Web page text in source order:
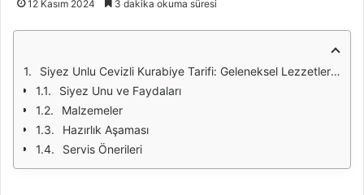
12 Kasım 2024 3 dakika okuma süresi
Siyez Unlu Cevizli Kurabiye Tarifi: Geleneksel Lezzetlerin Modern Yorumu
Siyez Unu ve Faydaları
Malzemeler
Hazırlık Aşaması
Servis Önerileri